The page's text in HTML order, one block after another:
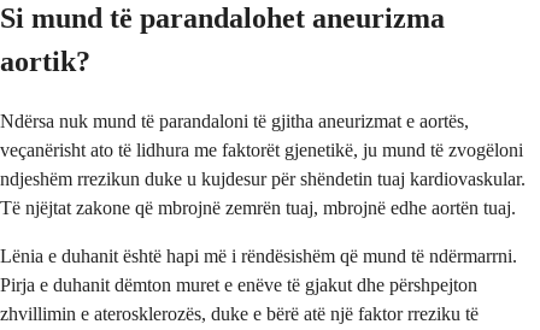
Si mund të parandalohet aneurizma
aortik?
Ndërsa nuk mund të parandaloni të gjitha aneurizmat e aortës,
veçanërisht ato të lidhura me faktorët gjenetikë, ju mund të zvogëloni
ndjeshëm rrezikun duke u kujdesur për shëndetin tuaj kardiovaskular.
Të njëjtat zakone që mbrojnë zemrën tuaj, mbrojnë edhe aortën tuaj.
Lënia e duhanit është hapi më i rëndësishëm që mund të ndërmarrni.
Pirja e duhanit dëmton muret e enëve të gjakut dhe përshpejton
zhvillimin e aterosklerozës, duke e bërë atë një faktor rreziku të